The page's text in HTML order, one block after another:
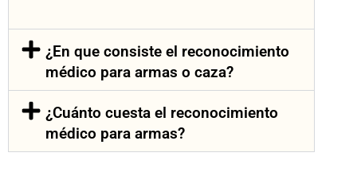
¿En que consiste el reconocimiento
médico para armas o caza?
¿Cuánto cuesta el reconocimiento
médico para armas?